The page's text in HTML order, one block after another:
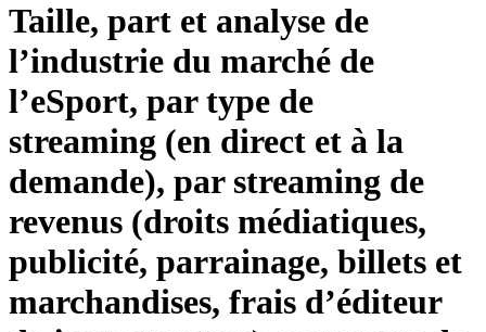
Taille, part et analyse de
l’industrie du marché de
l’eSport, par type de
streaming (en direct et à la
demande), par streaming de
revenus (droits médiatiques,
publicité, parrainage, billets et
marchandises, frais d’éditeur